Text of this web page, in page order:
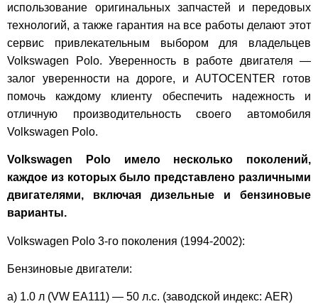
использование оригинальных запчастей и передовых
технологий, а также гарантия на все работы делают этот
сервис привлекательным выбором для владельцев
Volkswagen Polo. Уверенность в работе двигателя —
залог уверенности на дороге, и AUTOCENTER готов
помочь каждому клиенту обеспечить надежность и
отличную производительность своего автомобиля
Volkswagen Polo.
Volkswagen Polo имело несколько поколений,
каждое из которых было представлено различными
двигателями, включая дизельные и бензиновые
варианты.
Volkswagen Polo 3-го поколения (1994-2002):
Бензиновые двигатели:
а) 1.0 л (VW EA111) — 50 л.с. (заводской индекс: AER)